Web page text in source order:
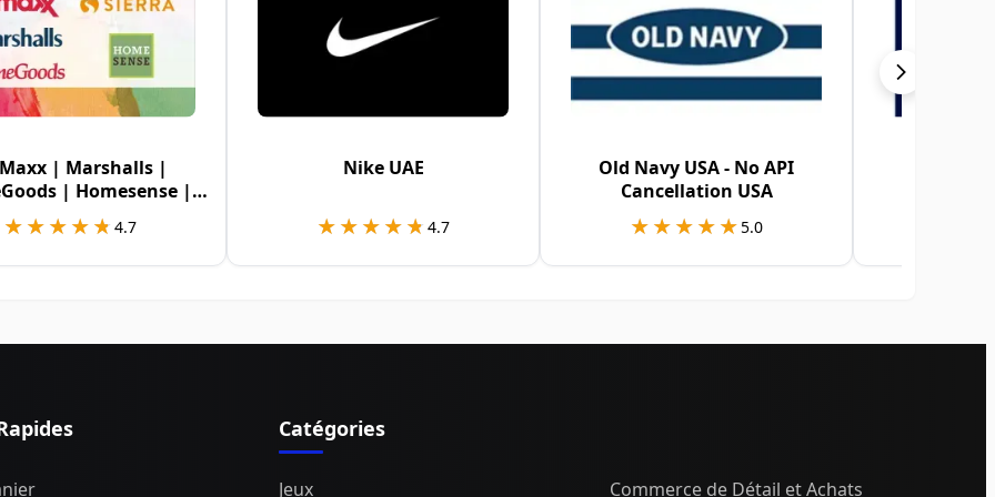
| Marshalls |
| Homesense |
Sierra USA
★★★★★
★★★★★ 4.7
Nike UAE
★★★★★
★★★★★ 4.7
Old Navy USA - No API
Cancellation USA
★★★★★
★★★★★5.0
Catégories
Jeux Commerce de Détail et Achats